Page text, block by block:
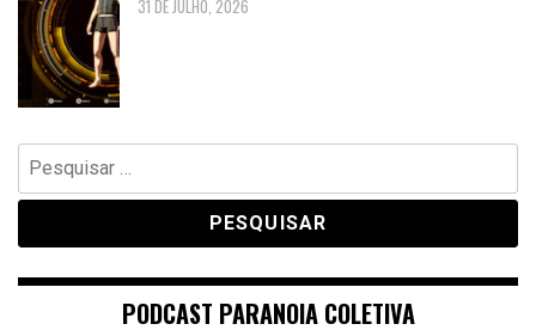
31 DE JULHO, 2026
Pesquisar
por:
PODCAST PARANOIA COLETIVA